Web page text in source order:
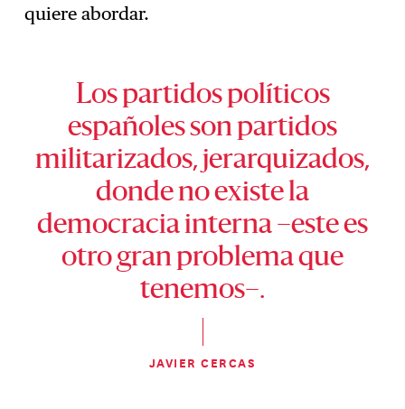
quiere abordar.
Los partidos políticos
españoles son partidos
militarizados, jerarquizados,
donde no existe la
democracia interna –este es
otro gran problema que
tenemos–.
JAVIER CERCAS